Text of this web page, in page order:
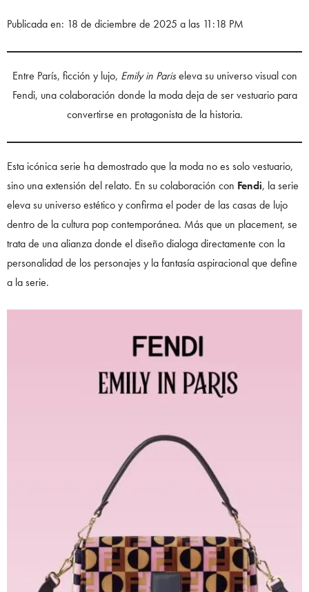
Publicada en: 18 de diciembre de 2025 a las 11:18 PM
Entre París, ficción y lujo, Emily in Pariseleva su universo visual con
Fendi, una colaboración donde la moda deja de ser vestuario para
convertirse en protagonista de la historia.
Esta icónica serie ha demostrado que la moda no es solo vestuario,
sino una extensión del relato. En su colaboración con Fendi, la serie
eleva su universo estético y confirma el poder de las casas de lujo
dentro de la cultura pop contemporánea. Más que un placement, se
trata de una alianza donde el diseño dialoga directamente con la
personalidad de los personajes y la fantasía aspiracional que define
a la serie.